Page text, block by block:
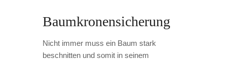
Baumkronensicherung
Nicht immer muss ein Baum stark
beschnitten und somit in seinem